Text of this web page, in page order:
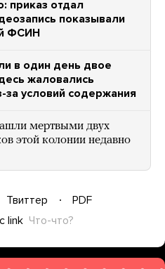
приказ отдал
показывали
ФСИН
в один день двое
жаловались
за условий содержания
мертвыми двух
этой колонии недавно
Твиттер
PDF
link Что-что?